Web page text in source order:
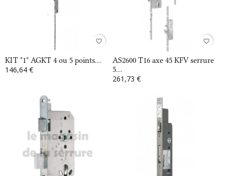
favorite_border
KIT "1" AGKT 4 ou 5 points...
146,64 €
favorite_border
AS2600 T16 axe 45 KFV serrure
5...
261,73 €